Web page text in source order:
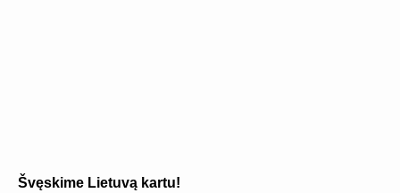
Švęskime Lietuvą kartu!